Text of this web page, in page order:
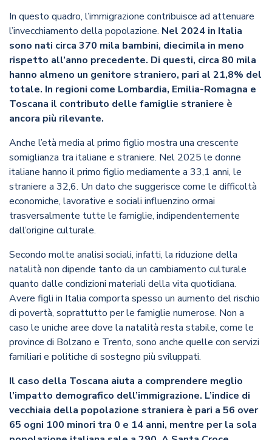
In questo quadro, l’immigrazione contribuisce ad attenuare
l’invecchiamento della popolazione. Nel 2024 in Italia
sono nati circa 370 mila bambini, diecimila in meno
rispetto all’anno precedente. Di questi, circa 80 mila
hanno almeno un genitore straniero, pari al 21,8% del
totale. In regioni come Lombardia, Emilia-Romagna e
Toscana il contributo delle famiglie straniere è
ancora più rilevante.
Anche l’età media al primo figlio mostra una crescente
somiglianza tra italiane e straniere. Nel 2025 le donne
italiane hanno il primo figlio mediamente a 33,1 anni, le
straniere a 32,6. Un dato che suggerisce come le difficoltà
economiche, lavorative e sociali influenzino ormai
trasversalmente tutte le famiglie, indipendentemente
dall’origine culturale.
Secondo molte analisi sociali, infatti, la riduzione della
natalità non dipende tanto da un cambiamento culturale
quanto dalle condizioni materiali della vita quotidiana.
Avere figli in Italia comporta spesso un aumento del rischio
di povertà, soprattutto per le famiglie numerose. Non a
caso le uniche aree dove la natalità resta stabile, come le
province di Bolzano e Trento, sono anche quelle con servizi
familiari e politiche di sostegno più sviluppati.
Il caso della Toscana aiuta a comprendere meglio
l’impatto demografico dell’immigrazione. L’indice di
vecchiaia della popolazione straniera è pari a 56 over
65 ogni 100 minori tra 0 e 14 anni, mentre per la sola